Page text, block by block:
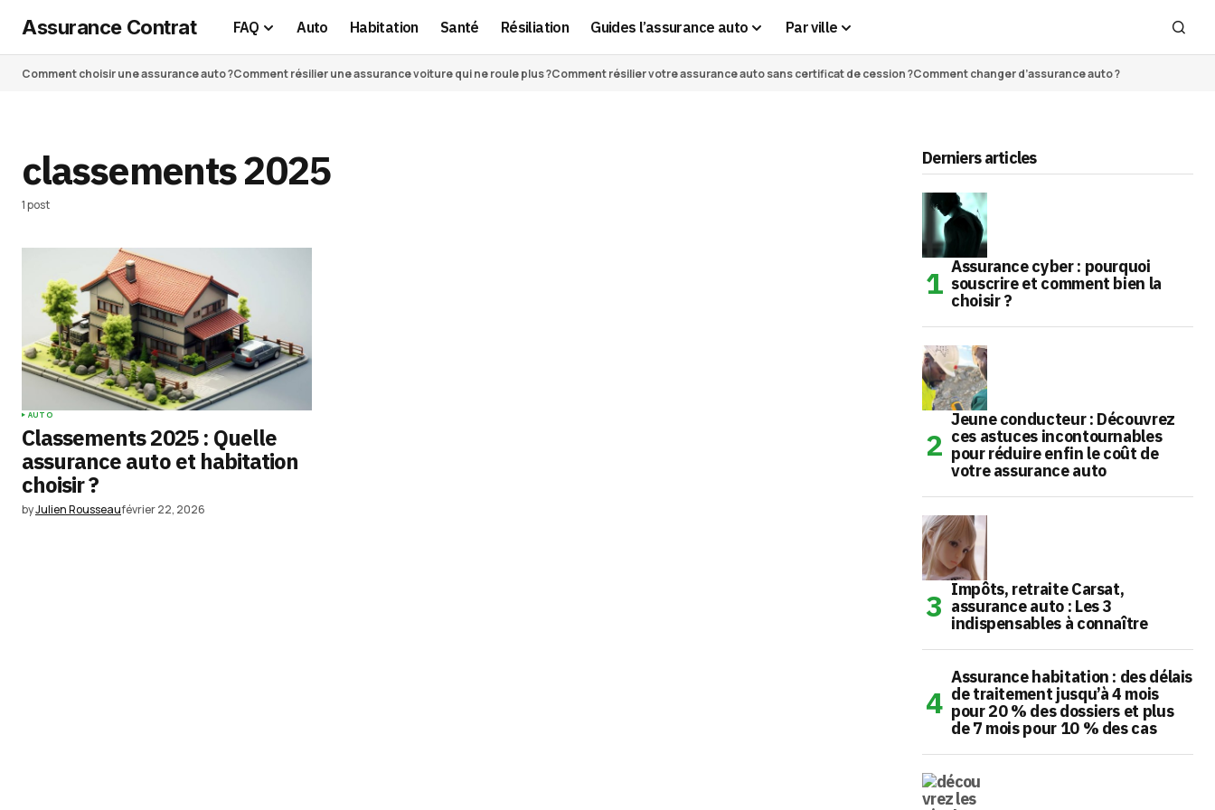
Assurance Contrat FAQ Auto Habitation Santé Résiliation Guides l’assurance auto Par ville
Comment choisir une assurance auto ?Comment résilier une assurance voiture qui ne roule plus ?Comment résilier votre assurance auto sans certificat de cession ?Comment changer d’assurance auto ?
classements 2025
1 post
AUTO
Classements 2025 : Quelle
assurance auto et habitation
choisir ?
byJulien Rousseaufévrier 22, 2026
Derniers articles
Assurance cyber : pourquoi
souscrire et comment bien la
choisir ?
Jeune conducteur : Découvrez
ces astuces incontournables
pour réduire enfin le coût de
votre assurance auto
Impôts, retraite Carsat,
assurance auto : Les 3
indispensables à connaître
Assurance habitation : des délais
de traitement jusqu’à 4 mois
pour 20 % des dossiers et plus
de 7 mois pour 10 % des cas